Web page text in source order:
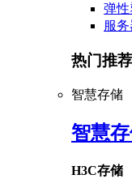
弹
服
热门推荐
智慧存储
智慧
H3C存储